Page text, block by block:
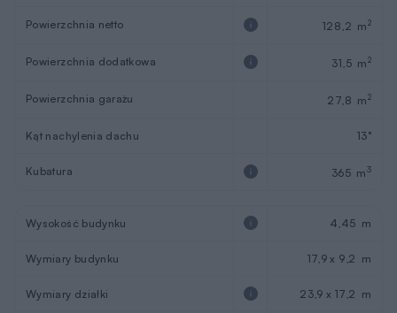
Powierzchnia netto 128,2 m2
Powierzchnia dodatkowa 31,5 m2
Powierzchnia garażu 27,8 m2
Kąt nachylenia dachu 13°
Kubatura 365 m3
Wysokość budynku 4,45 m
Wymiary budynku 17,9 x 9,2 m
Wymiary działki 23,9 x 17,2 m